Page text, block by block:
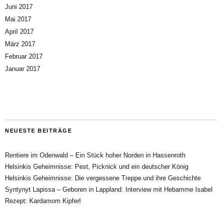
Juni 2017
Mai 2017
April 2017
März 2017
Februar 2017
Januar 2017
NEUESTE BEITRÄGE
Rentiere im Odenwald – Ein Stück hoher Norden in Hassenroth
Helsinkis Geheimnisse: Pest, Picknick und ein deutscher König
Helsinkis Geheimnisse: Die vergessene Treppe und ihre Geschichte
Syntynyt Lapissa – Geboren in Lappland: Interview mit Hebamme Isabel
Rezept: Kardamom Kipferl